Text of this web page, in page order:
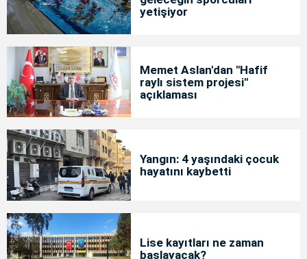
yetişiyor
Memet Aslan'dan "Hafif
raylı sistem projesi"
açıklaması
Yangın: 4 yaşındaki çocuk
hayatını kaybetti
Lise kayıtları ne zaman
başlayacak?